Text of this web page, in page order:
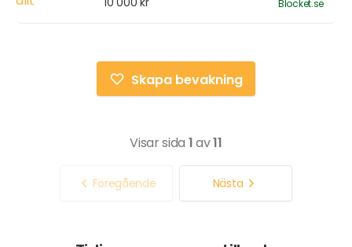
Blocket.se
Skapa bevakning
Visar sida 1av11
Föregående Nästa